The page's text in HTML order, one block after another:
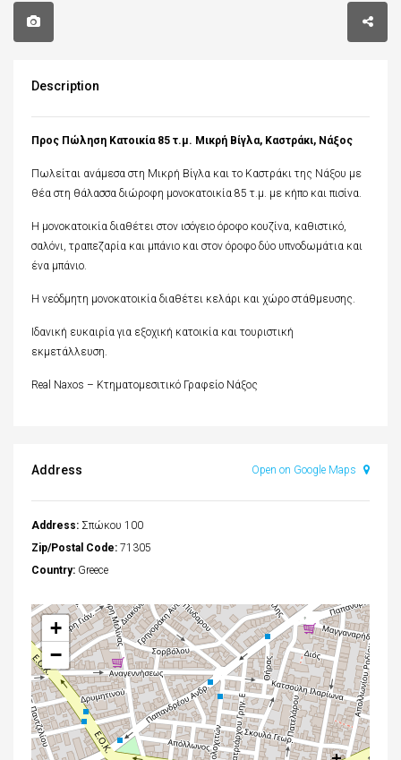
Description
Προς Πώληση Κατοικία 85 τ.μ. Μικρή Βίγλα, Καστράκι, Νάξος
Πωλείται ανάμεσα στη Μικρή Βίγλα και το Καστράκι της Νάξου με
θέα στη θάλασσα διώροφη μονοκατοικία 85 τ.μ. με κήπο και πισίνα.
Η μονοκατοικία διαθέτει στον ισόγειο όροφο κουζίνα, καθιστικό,
σαλόνι, τραπεζαρία και μπάνιο και στον όροφο δύο υπνοδωμάτια και
ένα μπάνιο.
Η νεόδμητη μονοκατοικία διαθέτει κελάρι και χώρο στάθμευσης.
Ιδανική ευκαιρία για εξοχική κατοικία και τουριστική
εκμετάλλευση.
Real Naxos – Κτηματομεσιτικό Γραφείο Νάξος
Address Open on Google Maps
Address: Σπώκου 100
Zip/Postal Code: 71305
Country: Greece
+
−